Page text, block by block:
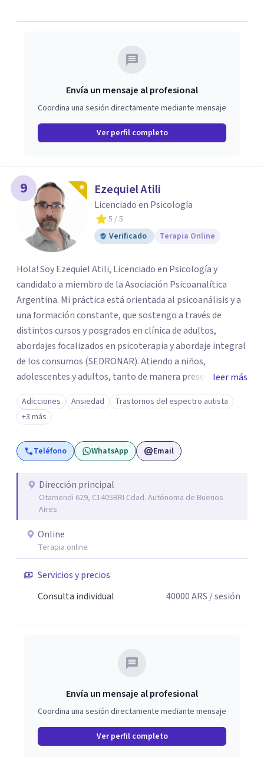
Envía un mensaje al profesional
Coordina una sesión directamente mediante mensaje
Ver perfil completo
9 Ezequiel Atili
Licenciado en Psicología
5 / 5
Verificado
Terapia Online
Hola! Soy Ezequiel Atili, Licenciado en Psicología y
candidato a miembro de la Asociación Psicoanalítica
Argentina. Mi práctica está orientada al psicoanálisis y a
una formación constante, que sostengo a través de
distintos cursos y posgrados en clínica de adultos,
abordajes focalizados en psicoterapia y abordaje integral
de los consumos (SEDRONAR). Atiendo a niños,
adolescentes y adultos, tanto de manera presencial
como online. Trabajo con distintas problemáticas como
depresión, ataques de pánico, adicciones, trastornos
alimentarios, trastornos del espectro autista (TEA) y
otras situaciones que generan malestar. Entiendo que
cada persona llega con una historia única, por eso el
quien consulta.
leer más
Adicciones Ansiedad
Trastornos del espectro autista
+3 más
Teléfono WhatsApp Email
Dirección principal
Otamendi 629, C1405BRI Cdad. Autónoma de Buenos
Aires
Online
Terapia online
Servicios y precios
Consulta individual
40000ARS / sesión
Envía un mensaje al profesional
Coordina una sesión directamente mediante mensaje
Ver perfil completo